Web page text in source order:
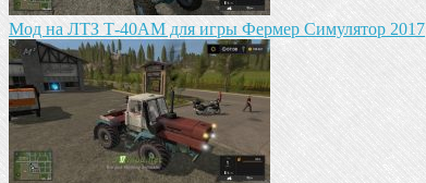
Мод на ЛТЗ Т-40АМ для игры Фермер Симулятор 2017